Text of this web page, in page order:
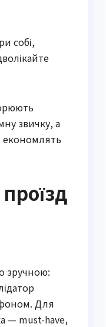
собі,
звичку, а
економлять
зручною:
Для
— must-have,